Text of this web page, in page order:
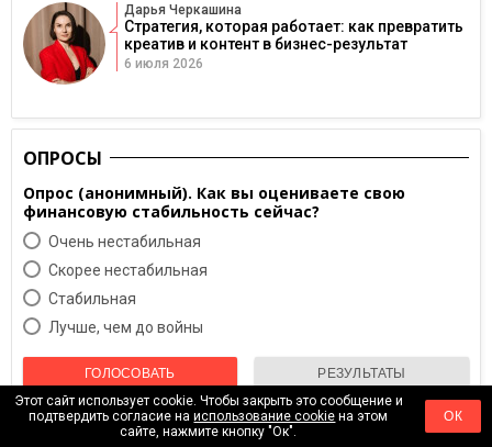
Дарья Черкашина
Стратегия, которая работает: как превратить
креатив и контент в бизнес-результат
6 июля 2026
ОПРОСЫ
Опрос (анонимный). Как вы оцениваете свою
финансовую стабильность сейчас?
Очень нестабильная
Скорее нестабильная
Cтабильная
Лучше, чем до войны
ГОЛОСОВАТЬ РЕЗУЛЬТАТЫ
Оставить комментарий
Этот сайт использует cookie. Чтобы закрыть это сообщение и
подтвердить согласие наиспользование cookie на этом
сайте, нажмите кнопку "Ок".
ОК